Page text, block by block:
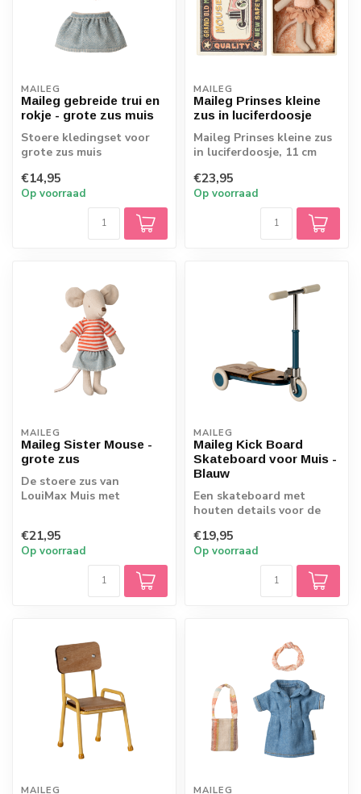
MAILEG
Maileg gebreide trui en
rokje - grote zus muis
Stoere kledingset voor
grote zus muis
€14,95
Op voorraad
MAILEG
Maileg Prinses kleine
zus in luciferdoosje
Maileg Prinses kleine zus
in luciferdoosje, 11 cm
€23,95
Op voorraad
MAILEG
Maileg Sister Mouse -
grote zus
De stoere zus van
LouiMax Muis met
€21,95
Op voorraad
MAILEG
Maileg Kick Board
Skateboard voor Muis -
Blauw
Een skateboard met
houten details voor de
€19,95
Op voorraad
MAILEG MAILEG